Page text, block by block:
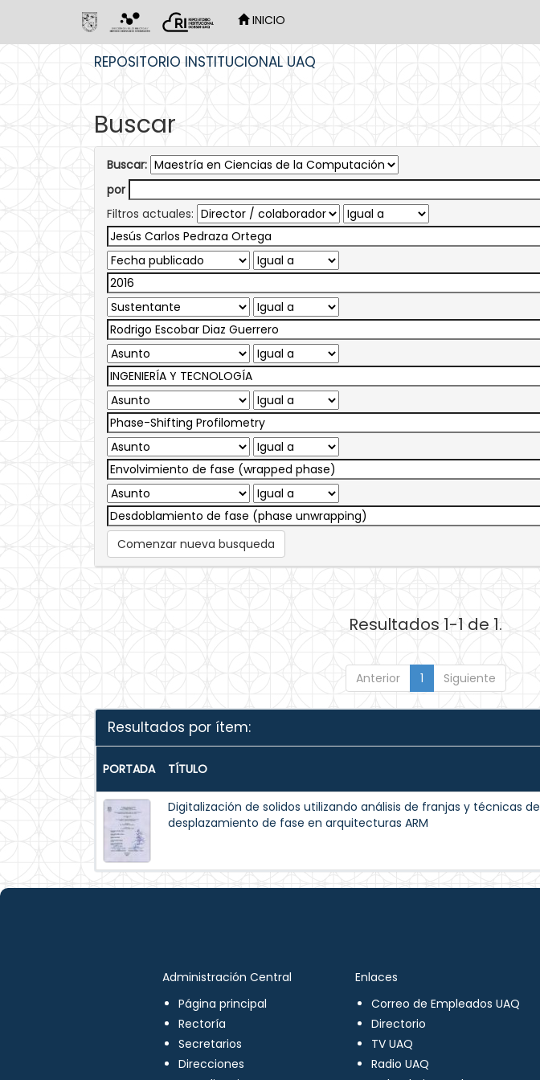
INICIO
REPOSITORIO INSTITUCIONAL UAQ
Buscar
Buscar:
por
Filtros actuales:
Comenzar nueva busqueda
Resultados 1-1 de 1.
Anterior 1 Siguiente
Resultados por ítem:
PORTADA TÍTULO
Digitalización de solidos utilizando análisis de franjas y técnicas de
desplazamiento de fase en arquitecturas ARM
Administración Central
Página principal
Rectoría
Secretarios
Direcciones
Enlaces
Correo de Empleados UAQ
Directorio
TV UAQ
Radio UAQ